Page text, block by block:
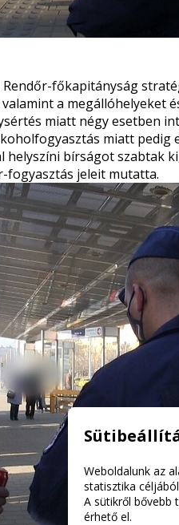
Rendőr-főkapitányság
a megállóhelyeket
miatt négy esetben
miatt pedig
helyszíni bírságot szabtak
fogyasztás jeleit mutatta.
Weboldalunk az
statisztika
A sütikről bővebb
érhető el.